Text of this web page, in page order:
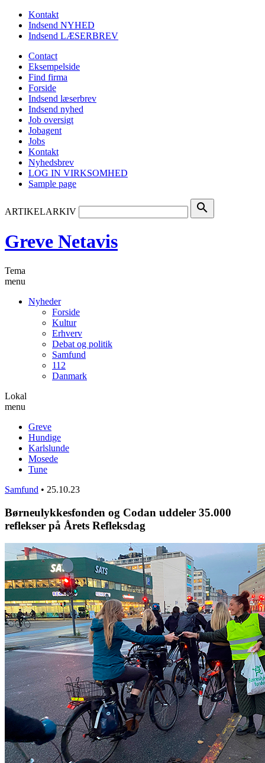
Kontakt
Indsend NYHED
Indsend LÆSERBREV
Contact
Eksempelside
Find firma
Forside
Indsend læserbrev
Indsend nyhed
Job oversigt
Jobagent
Jobs
Kontakt
Nyhedsbrev
LOG IN VIRKSOMHED
Sample page
ARTIKELARKIV search
Greve Netavis
Tema
menu
Nyheder
Forside
Kultur
Erhverv
Debat og politik
Samfund
112
Danmark
Lokal
menu
Greve
Hundige
Karlslunde
Mosede
Tune
Samfund • 25.10.23
Børneulykkesfonden og Codan uddeler 35.000
reflekser på Årets Refleksdag